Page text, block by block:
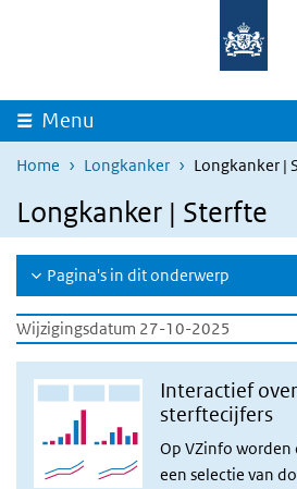
Overslaan en naar de inhoud gaan
Menu
Home Longkanker Longkanker |
Longkanker | Sterfte
Pagina's in dit onderwerp
Wijzigingsdatum 27-10-2025
Interactief
sterftecijfers
Op VZinfo worden
een selectie van